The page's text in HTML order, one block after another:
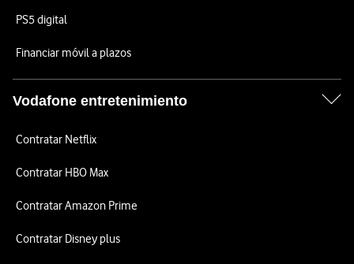
PS5 digital
Financiar móvil a plazos
Vodafone entretenimiento
Contratar Netflix
Contratar HBO Max
Contratar Amazon Prime
Contratar Disney plus